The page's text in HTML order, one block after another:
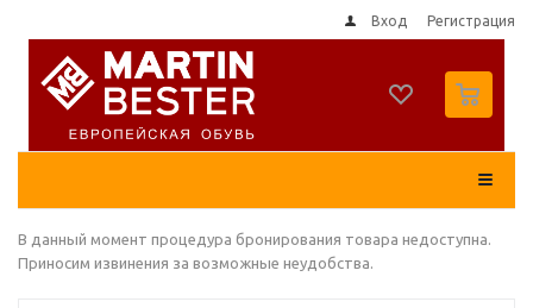
Вход Регистрация
В данный момент процедура бронирования товара недоступна.
Приносим извинения за возможные неудобства.